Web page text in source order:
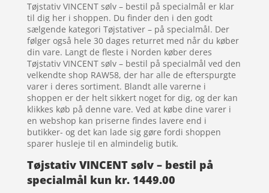
Tøjstativ VINCENT sølv – bestil på specialmål er klar
til dig her i shoppen. Du finder den i den godt
sælgende kategori Tøjstativer – på specialmål. Der
følger også hele 30 dages returret med når du køber
din vare. Langt de fleste i Norden køber deres
Tøjstativ VINCENT sølv – bestil på specialmål ved den
velkendte shop RAW58, der har alle de efterspurgte
varer i deres sortiment. Blandt alle varerne i
shoppen er der helt sikkert noget for dig, og der kan
klikkes køb på denne vare. Ved at købe dine varer i
en webshop kan priserne findes lavere end i
butikker- og det kan lade sig gøre fordi shoppen
sparer husleje til en almindelig butik.
Tøjstativ VINCENT sølv – bestil på
specialmål kun kr. 1449.00